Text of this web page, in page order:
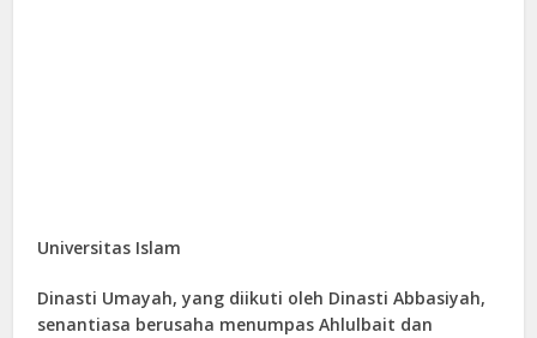
Universitas Islam
Dinasti Umayah, yang diikuti oleh Dinasti Abbasiyah,
senantiasa berusaha menumpas Ahlulbait dan